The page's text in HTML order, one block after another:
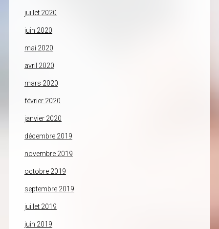
juillet 2020
juin 2020
mai 2020
avril 2020
mars 2020
février 2020
janvier 2020
décembre 2019
novembre 2019
octobre 2019
septembre 2019
juillet 2019
juin 2019